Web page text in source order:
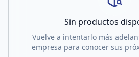
Sin productos
Vuelve a intentarlo más
empresa para conocer sus